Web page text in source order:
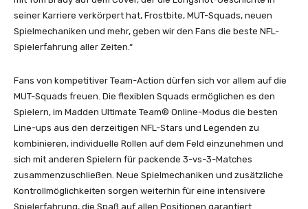
seiner Karriere verkörpert hat, Frostbite, MUT-Squads, neuen
Spielmechaniken und mehr, geben wir den Fans die beste NFL-
Spielerfahrung aller Zeiten.“
Fans von kompetitiver Team-Action dürfen sich vor allem auf die
MUT-Squads freuen. Die flexiblen Squads ermöglichen es den
Spielern, im Madden Ultimate Team® Online-Modus die besten
Line-ups aus den derzeitigen NFL-Stars und Legenden zu
kombinieren, individuelle Rollen auf dem Feld einzunehmen und
sich mit anderen Spielern für packende 3-vs-3-Matches
zusammenzuschließen. Neue Spielmechaniken und zusätzliche
Kontrollmöglichkeiten sorgen weiterhin für eine intensivere
Spielerfahrung, die Spaß auf allen Positionen garantiert.